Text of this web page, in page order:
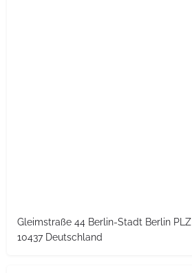
Gleimstraße 44 Berlin-Stadt Berlin PLZ
10437 Deutschland